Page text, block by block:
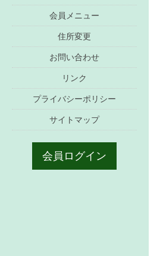
会員メニュー
住所変更
お問い合わせ
リンク
プライバシーポリシー
サイトマップ
会員ログイン